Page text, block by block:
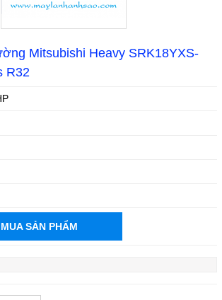
Mitsubishi Heavy SRK18YXS-
R32
SẢN PHẨM